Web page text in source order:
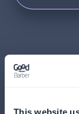
This website